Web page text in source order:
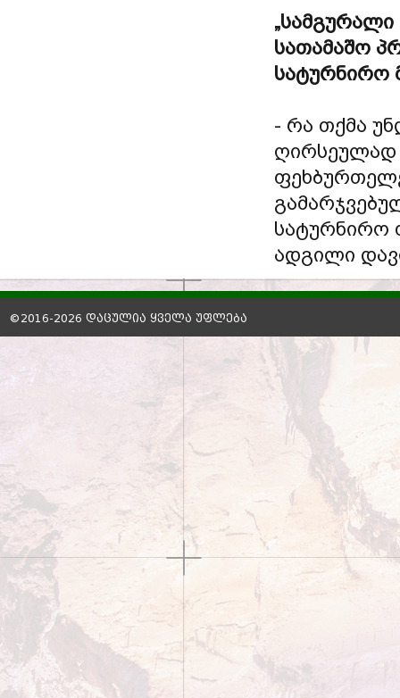
სათამაშო
სატურნირო
- რა თქმა
ღირსეულად
სატურნირო
ადგილი
©2016-2026 დაცულია ყველა უფლება